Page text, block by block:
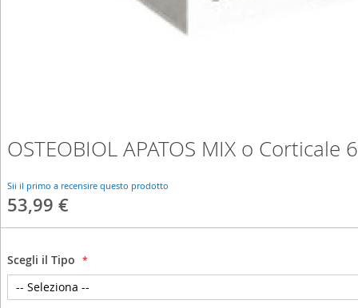
OSTEOBIOL APATOS MIX o
Sii il primo a recensire questo prodotto
53,99 €
Scegli il Tipo
Skip
to
beginning
of
the
gallery